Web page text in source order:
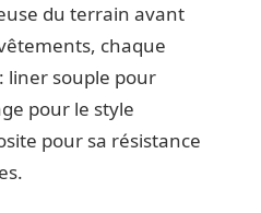
du terrain avant
chaque
liner souple pour
pour le style
pour sa résistance